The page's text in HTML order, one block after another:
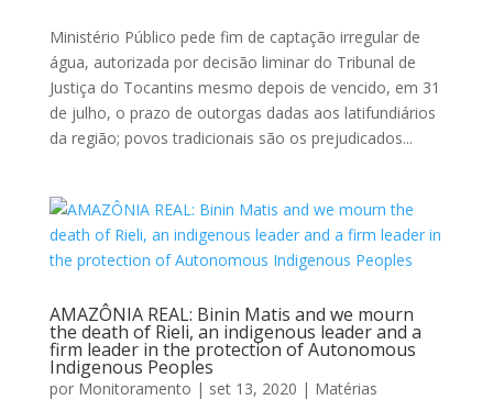
Ministério Público pede fim de captação irregular de
água, autorizada por decisão liminar do Tribunal de
Justiça do Tocantins mesmo depois de vencido, em 31
de julho, o prazo de outorgas dadas aos latifundiários
da região; povos tradicionais são os prejudicados...
AMAZÔNIA REAL: Binin Matis and we mourn
the death of Rieli, an indigenous leader and a
firm leader in the protection of Autonomous
Indigenous Peoples
por Monitoramento | set 13, 2020 | Matérias